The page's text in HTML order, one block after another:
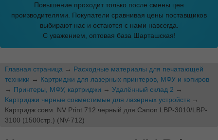
Повышение проходит только после смены цен
производителями. Покупатели сравнивая цены поставщиков
выбирают нас и остаются с нами навсегда.
С уважением, оптовая база Шарташская!
Главная страница → Расходные материалы для печатающей
техники → Картриджи для лазерных принтеров, МФУ и копиров
→ Принтеры, МФУ, картриджи → Удалённый склад 2 →
Картриджи черные совместимые для лазерных устройств →
Картридж совм. NV Print 712 черный для Canon LBP-3010/LBP-
3100 (1500стр.) (NV-712)